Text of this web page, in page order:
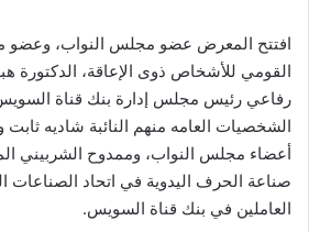
افتتح المعرض عضو مجلس النواب، وعضو
القومي للأشخاص ذوى الإعاقة،
رفاعي رئيس مجلس إدارة بنك قناة
الشخصيات العامه منهم النائبة شاديه ثابت
أعضاء مجلس النواب، وممدوح الشربيني
صناعة الحرف اليدوية في اتحاد الصناعات
العاملين في بنك قناة السويس.